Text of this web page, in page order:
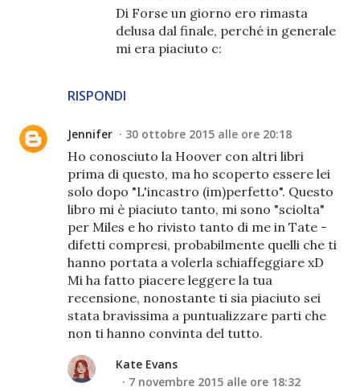
RISPONDI
Di Forse un giorno ero rimasta
delusa dal finale, perché in generale
mi era piaciuto c:
Jennifer 30 ottobre 2015 alle ore 20:18
Ho conosciuto la Hoover con altri libri
prima di questo, ma ho scoperto essere lei
solo dopo "L'incastro (im)perfetto". Questo
libro mi è piaciuto tanto, mi sono "sciolta"
per Miles e ho rivisto tanto di me in Tate -
difetti compresi, probabilmente quelli che ti
hanno portata a volerla schiaffeggiare xD
Mi ha fatto piacere leggere la tua
recensione, nonostante ti sia piaciuto sei
stata bravissima a puntualizzare parti che
non ti hanno convinta del tutto.
Kate Evans
7 novembre 2015 alle ore 18:32